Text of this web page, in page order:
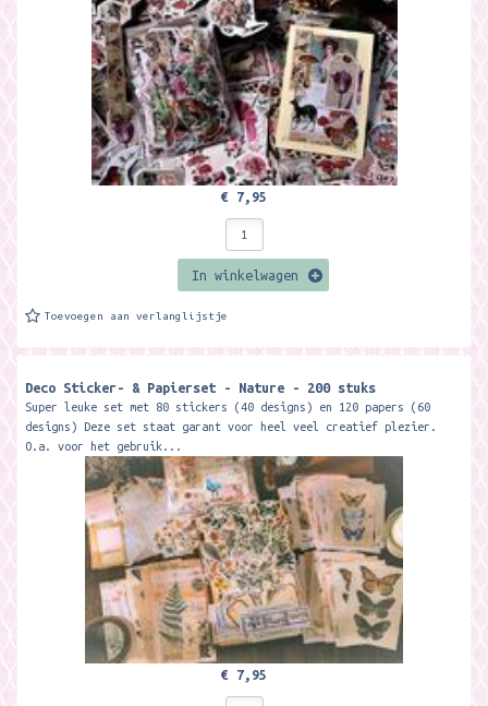
€ 7,95
In winkelwagen
Toevoegen aan verlanglijstje
Deco Sticker- & Papierset - Nature - 200 stuks
Super leuke set met 80 stickers (40 designs) en 120 papers (60
designs) Deze set staat garant voor heel veel creatief plezier.
O.a. voor het gebruik...
€ 7,95